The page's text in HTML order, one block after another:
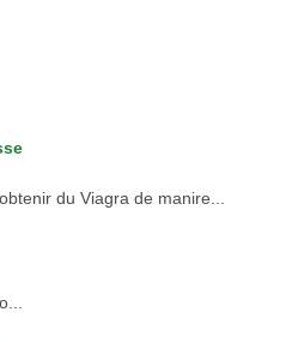
du Viagra de manire...
o...